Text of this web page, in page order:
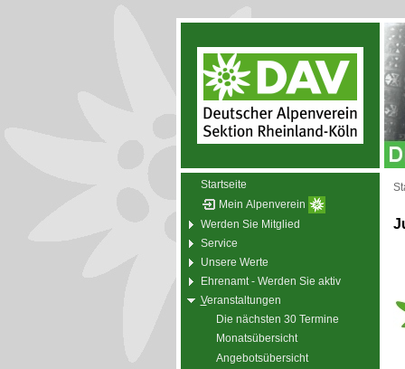
Startseite
Mein Alpenverein
Werden Sie Mitglied
Service
Unsere Werte
Ehrenamt - Werden Sie aktiv
Veranstaltungen
Die nächsten 30 Termine
Monatsübersicht
Angebotsübersicht